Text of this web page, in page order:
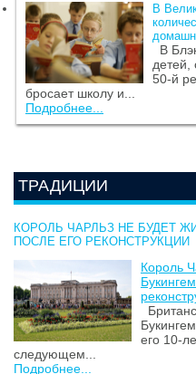
В
В
50-й
бросает школу и...
Подробнее...
ТРАДИЦИИ
КОРОЛЬ ЧАРЛЬЗ НЕ БУДЕТ
ПОСЛЕ ЕГО РЕКОНСТРУКЦИИ
Король
его 10-
следующем...
Подробнее...